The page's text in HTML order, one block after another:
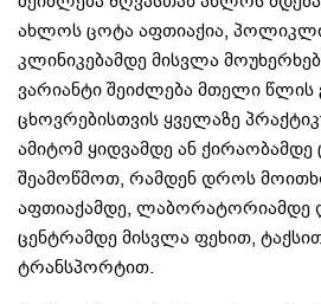
ახლოს ცოტა აფთიაქია,
კლინიკებამდე მისვლა
ვარიანტი შეიძლება მთელი წლის
ცხოვრებისთვის ყველაზე
ამიტომ ყიდვამდე ან
შეამოწმოთ, რამდენ დროს
აფთიაქამდე, ლაბორატორიამდე
ცენტრამდე მისვლა ფეხით,
ტრანსპორტით.